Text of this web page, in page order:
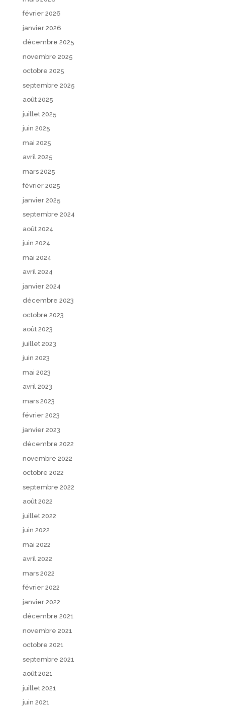
février 2026
janvier 2026
décembre 2025
novembre 2025
octobre 2025
septembre 2025
août 2025
juillet 2025
juin 2025
mai 2025
avril 2025
mars 2025
février 2025
janvier 2025
septembre 2024
août 2024
juin 2024
mai 2024
avril 2024
janvier 2024
décembre 2023
octobre 2023
août 2023
juillet 2023
juin 2023
mai 2023
avril 2023
mars 2023
février 2023
janvier 2023
décembre 2022
novembre 2022
octobre 2022
septembre 2022
août 2022
juillet 2022
juin 2022
mai 2022
avril 2022
mars 2022
février 2022
janvier 2022
décembre 2021
novembre 2021
octobre 2021
septembre 2021
août 2021
juillet 2021
juin 2021